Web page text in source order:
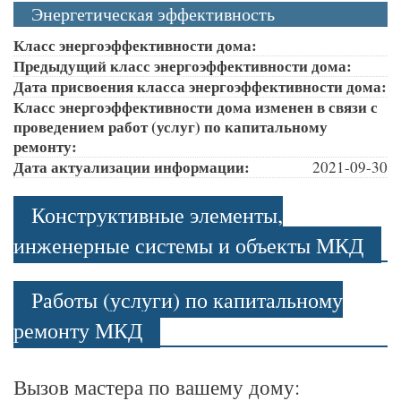
Энергетическая эффективность
Класс энергоэффективности дома:
Предыдущий класс энергоэффективности дома:
Дата присвоения класса энергоэффективности дома:
Класс энергоэффективности дома изменен в связи с
проведением работ (услуг) по капитальному
ремонту:
Дата актуализации информации:
2021-09-30
Конструктивные элементы,
инженерные системы и объекты МКД
Работы (услуги) по капитальному
ремонту МКД
Вызов мастера по вашему дому: